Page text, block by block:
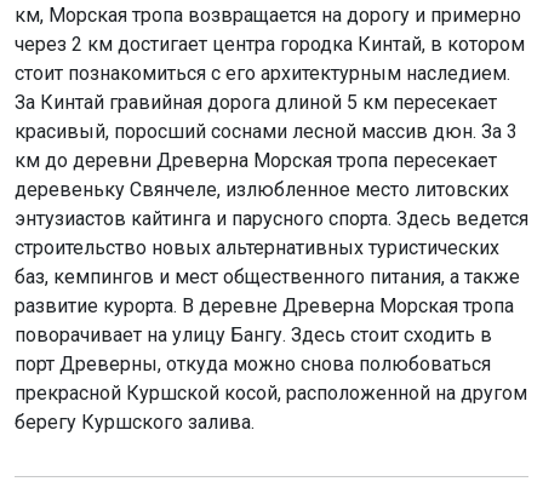
км, Морская тропа возвращается на дорогу и примерно
через 2 км достигает центра городка Кинтай, в котором
стоит познакомиться с его архитектурным наследием.
За Кинтай гравийная дорога длиной 5 км пересекает
красивый, поросший соснами лесной массив дюн. За 3
км до деревни Древерна Морская тропа пересекает
деревеньку Свянчеле, излюбленное место литовских
энтузиастов кайтинга и парусного спорта. Здесь ведется
строительство новых альтернативных туристических
баз, кемпингов и мест общественного питания, а также
развитие курорта. В деревне Древерна Морская тропа
поворачивает на улицу Бангу. Здесь стоит сходить в
порт Древерны, откуда можно снова полюбоваться
прекрасной Куршской косой, расположенной на другом
берегу Куршского залива.